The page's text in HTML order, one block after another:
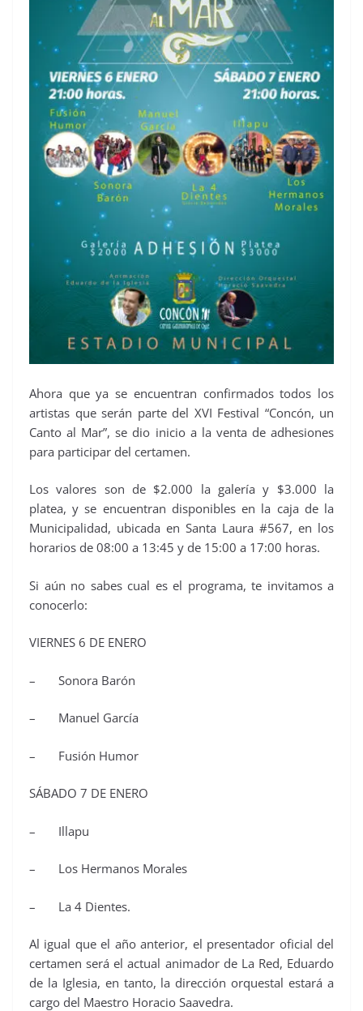
Ahora que ya se encuentran confirmados todos los
artistas que serán parte del XVI Festival “Concón, un
Canto al Mar”, se dio inicio a la venta de adhesiones
para participar del certamen.
Los valores son de $2.000 la galería y $3.000 la
platea, y se encuentran disponibles en la caja de la
Municipalidad, ubicada en Santa Laura #567, en los
horarios de 08:00 a 13:45 y de 15:00 a 17:00 horas.
Si aún no sabes cual es el programa, te invitamos a
conocerlo:
VIERNES 6 DE ENERO
– Sonora Barón
– Manuel García
– Fusión Humor
SÁBADO 7 DE ENERO
– Illapu
– Los Hermanos Morales
– La 4 Dientes.
Al igual que el año anterior, el presentador oficial del
certamen será el actual animador de La Red, Eduardo
de la Iglesia, en tanto, la dirección orquestal estará a
cargo del Maestro Horacio Saavedra.